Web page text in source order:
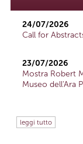
24/07/2026
Call for
23/07/2026
Mostra Robert
Museo dell'Ara
leggi tutto